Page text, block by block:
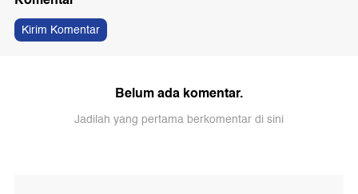
Kirim Komentar
Belum ada komentar.
Jadilah yang pertama berkomentar di sini